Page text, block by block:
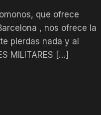
que ofrece
, nos ofrece la
pierdas nada y al
MILITARES […]